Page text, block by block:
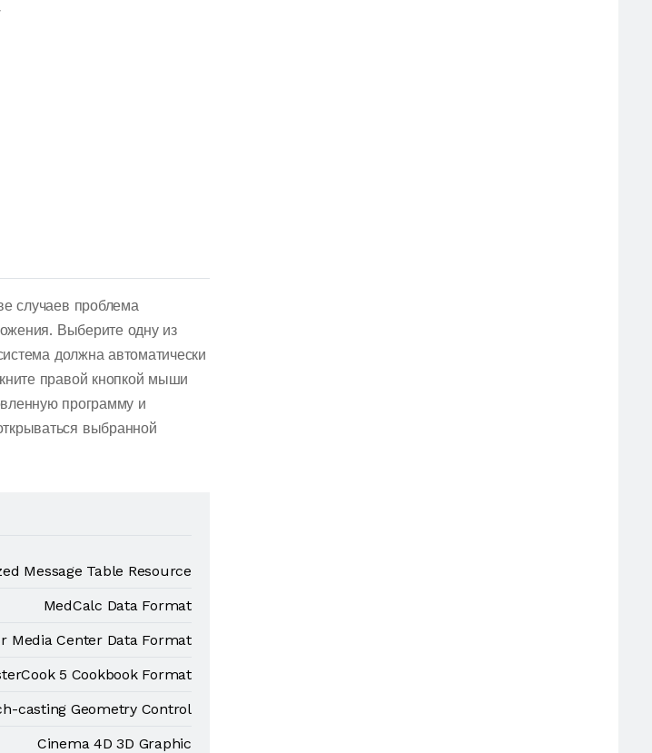
случаев проблема
Выберите одну из
должна автоматически
правой кнопкой мыши
программу и
выбранной
Message Table Resource
MedCalc Data Format
Media Center Data Format
5 Cookbook Format
casting Geometry Control
Cinema 4D 3D Graphic